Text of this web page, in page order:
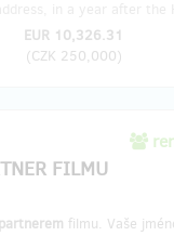
EUR 10,326.31
(CZK 250,000)
FILMU
filmu. Vaše